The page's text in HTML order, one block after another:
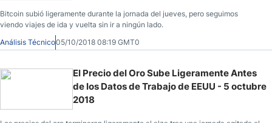
Bitcoin subió ligeramente durante la jornada del jueves, pero seguimos
viendo viajes de ida y vuelta sin ir a ningún lado.
Análisis Técnico05/10/2018 08:19 GMT0
El Precio del Oro Sube Ligeramente Antes
de los Datos de Trabajo de EEUU - 5 octubre
2018